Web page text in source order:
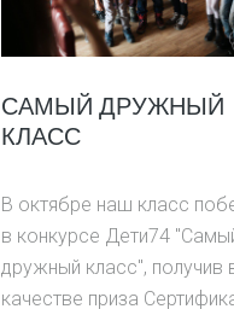
САМЫЙ ДРУЖНЫЙ
КЛАСС
В октябре наш класс
в конкурсе Дети74
дружный класс", получив
качестве приза